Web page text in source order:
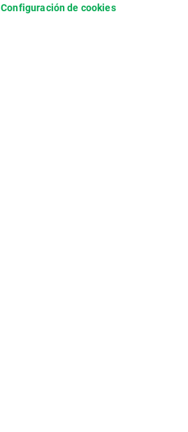
Configuración de cookies